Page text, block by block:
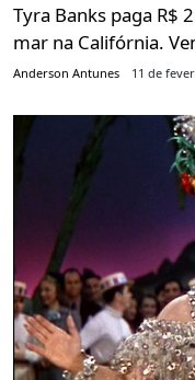
Tyra Banks paga R$
mar na Califórnia.
Anderson Antunes 11 de